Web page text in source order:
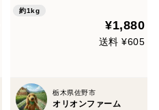
約1kg
¥1,880
送料 ¥605
栃木県佐野市
オリオンファーム